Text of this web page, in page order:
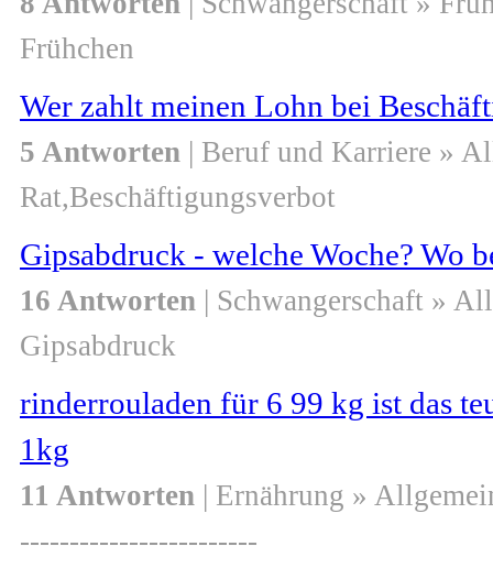
Frühchen
Wer zahlt meinen Lohn bei
5 Antworten | Beruf und Karriere »
Rat,Beschäftigungsverbot
Gipsabdruck - welche Woche? Wo
16 Antworten | Schwangerschaft »
Gipsabdruck
rinderrouladen für 6 99 kg ist das
1kg
11 Antworten | Ernährung »
------------------------